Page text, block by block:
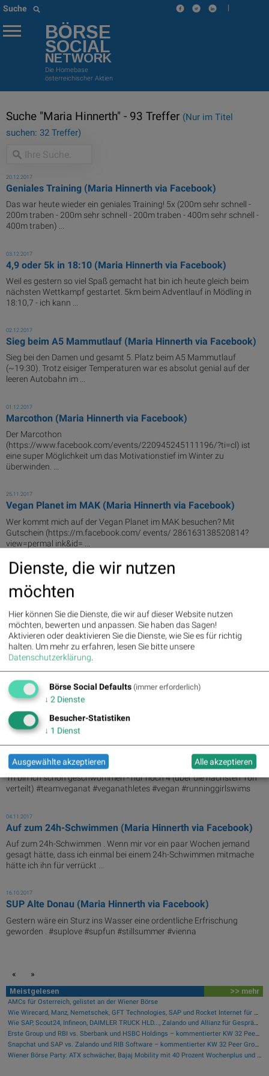
Suche |
BÖRSE
SOCIAL
NETWORK
Die Homebase
österreichischer Aktien
Suche "Maria Hinnerth" - 93 Treffer (Nur im Titel
suchen: 32 Treffer)
20.12.2017
Geniales Training (Maria Hinnerth via Facebook)
Das war heute wieder ein geniales Training! 5x (200m sehr schnell -
200m traben - 200m sehr schnell - 200m traben - 400m sehr schnell -
400m traben) ...
03.12.2017
4,9 oder 5k in 18:10 (Maria Hinnerth via Facebook)
Weil es gestern so viel Spaß gemacht hat bin ich heute gleich beim
nächsten Wettkampf gestartet. 5km beim Adventlauf in Mödling in
18:10,7 - ich kann ...
02.12.2017
Sieg beim A5 Mammutlauf (Maria Hinnerth via Facebook)
Sieg bei den Damen und gesamt 5. Platz beim A5 Mammutlauf
(~19:30). Trotz eisiger Temperaturen war es absolut genial auf der
leeren Autobahn im ...
01.12.2017
Marcothon (Maria Hinnerth via Facebook)
Der Marcothon
(https://www.facebook.com/events/220945245111196/?ti=cl) ist
eine super Möglichkeit um das Motivationstief im Winter zu
überwinden. ...
25.11.2017
Vegan Planet im MAK (Maria Hinnerth via Facebook)
Wer kommt mich auf der Vegan Planet im MAK besuchen? Mit
Gutschein (https://m.facebook.com/ events/ 286163138520814?
view=permal ink&id= ...
18.11.2017
Hügelsprints (Maria Hinnerth via Facebook)
Schön, wenn nach den Hügelsprints noch immer alle so gut gelaunt
sind -) Top motivierte Gruppe - 10x sind wir den Hügel hinauf
gesprintet!
05.11.2017
4h40min war ich in den letzten 24h im Wasser (Maria
Hinnerth via Facebook)
Mein Teil ist geschafft: 4h40min war ich in den letzten 24h im Wasser,
204 Längen (10,2km) gingen sich trotz einer katastrophalen
Nachteinheit (die ...
1 von 4h schon geschwommen (Maria Hinnerth via
Facebook)
1h bin ich schon geschwommen - nur noch 4 (über die nächsten 16h
verteilt) #teamveganat #veganathletes #vegan #runninggirlswims
04.11.2017
Auf zum 24h-Schwimmen (Maria Hinnerth via Facebook)
Auf zum 24h-Schwimmen . Wenn mir vor ein paar Wochen jemand
gesagt hätte, dass ich einmal bei einem 24h-Schwimmen mitmache
hätte ich ihn für verrückt ...
16.10.2017
SUP Alte Donau (Maria Hinnerth via Facebook)
Gestern wäre ein Sturz ins Wasser eine ordentliche Erfrischung
geworden . #suplove #supfun #stillsummer #vienna
« »
Meistgelesen >> mehr
AMCs für Österreich, gelistet an der Wiener Börse
Wie Wirecard, Manz, Nemetschek, GFT Technologies, SAP und Rocket Internet für Gesprächsstoff sorgten
Wie SAP, Scout24, Infineon, DAIMLER TRUCK HLD..., Zalando und Allianz für Gesprächsstoff im DAX sorgten
Erste Group und RBI vs. Sberbank und HSBC Holdings – kommentierter KW 32 Peer Group Watch Banken
Snapchat und SAP vs. Zalando und RIB Software – kommentierter KW 32 Peer Group Watch Computer, Software & Internet
Wiener Börse Party: ATX schwächer, Bajaj Mobility mit 40 Prozent Wochenplus und vielleicht Momentum aus Indien (Podcast)
Dienste, die wir nutzen
möchten
Hier können Sie die Dienste, die wir auf dieser Website nutzen
möchten, bewerten und anpassen. Sie haben das Sagen!
Aktivieren oder deaktivieren Sie die Dienste, wie Sie es für richtig
halten. Um mehr zu erfahren, lesen Sie bitte unsere
Datenschutzerklärung.
Börse Social Defaults (immer erforderlich)
↓ 2 Dienste
Besucher-Statistiken
↓ 1 Dienst
Ausgewählte akzeptieren Alle akzeptieren